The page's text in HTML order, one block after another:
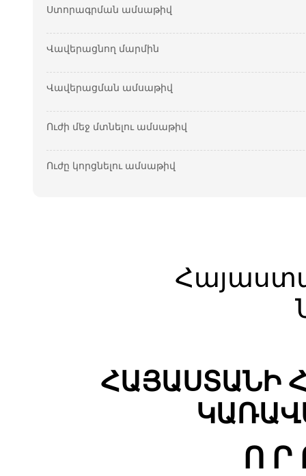
Ստորագրման ամսաթիվ
Վավերացնող մարմին
Վավերացման ամսաթիվ
Ուժի մեջ մտնելու ամսաթիվ
Ուժը կորցնելու ամսաթիվ
ՀԱՅԱՍՏԱՆԻ
Ո Ր